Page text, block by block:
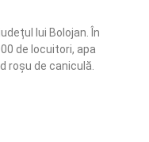
lui Bolojan. În
de locuitori, apa
roșu de caniculă.